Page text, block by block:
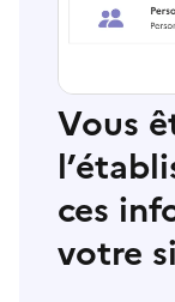
Vous
ces
votre